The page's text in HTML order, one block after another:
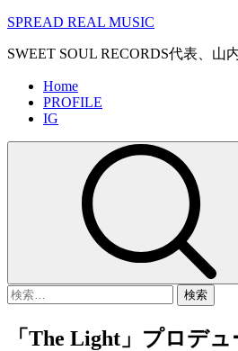
コ
テ
SPREAD REAL MUSIC
SWEET SOUL RECORDS代表、山
メ
Home
PROFILE
IG
検
「The Light」プロデ